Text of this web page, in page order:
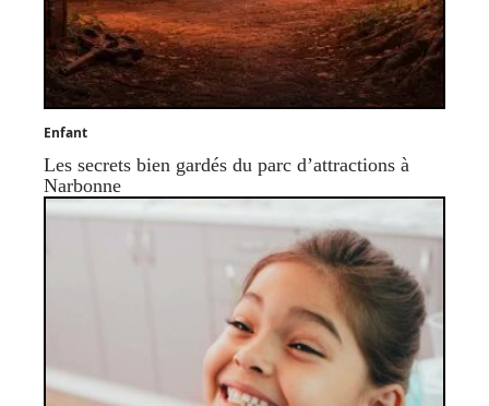
Enfant
Les secrets bien gardés du parc d’attractions à
Narbonne